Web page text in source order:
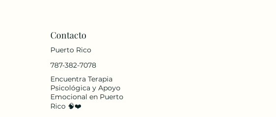
Contacto
Puerto Rico
787-382-7078
Encuentra Terapia
Psicológica y Apoyo
Emocional en Puerto
Rico 🧠❤️